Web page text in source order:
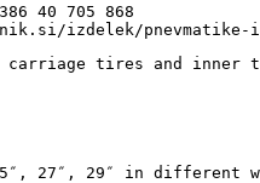
40 705 868
izdelek/
carriage tires and inner
27″, 29″ in different